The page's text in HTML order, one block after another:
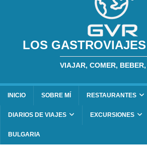
LOS
VIAJAR, COMER, BEBER,
INICIO SOBRE MÍ RESTAURANTES
DIARIOS DE VIAJES EXCURSIONES
BULGARIA